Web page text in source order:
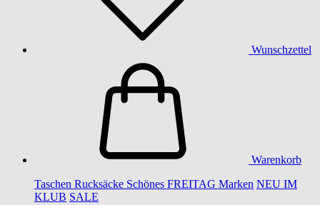
Wunschzettel
Warenkorb
Taschen Rucksäcke Schönes FREITAG Marken NEU IM
KLUB SALE